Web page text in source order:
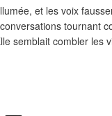
et les voix
tournant
semblait combler les